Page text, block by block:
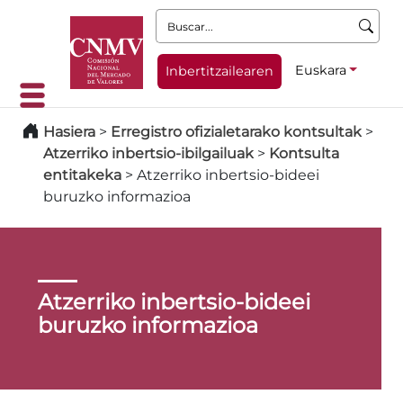
Buscar:
Inbertitzailearen Euskara
Hasiera > Erregistro ofizialetarako kontsultak>
Atzerriko inbertsio-ibilgailuak> Kontsulta
entitakeka > Atzerriko inbertsio-bideei
buruzko informazioa
Atzerriko inbertsio-bideei
buruzko informazioa